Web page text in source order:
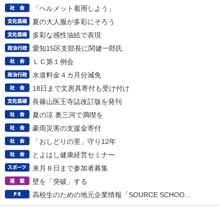
「ヘルメット着用しよう」
夏の大人服が多彩にそろう
多彩な感性油絵で表現
愛知15区支部長に関健一郎氏
ＬＣ第１例会
水道料金４カ月分減免
18日まで文房具寄付も受け付け
長篠山医王寺誌改訂版を発刊
夏の涼 奥三河で満喫を
豪雨災害の支援金寄付
「おしどりの里」守り12年
とよはし健康経営セミナー
来月８日まで参加者募集
壁を「突破」する
高校生のための地元企業情報「SOURCE SCHOO...